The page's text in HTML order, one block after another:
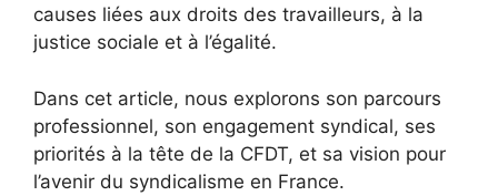
causes liées aux droits des travailleurs, à la
justice sociale et à l’égalité.
Dans cet article, nous explorons son parcours
professionnel, son engagement syndical, ses
priorités à la tête de la CFDT, et sa vision pour
l’avenir du syndicalisme en France.